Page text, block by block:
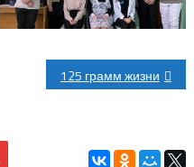
125 грамм жизни